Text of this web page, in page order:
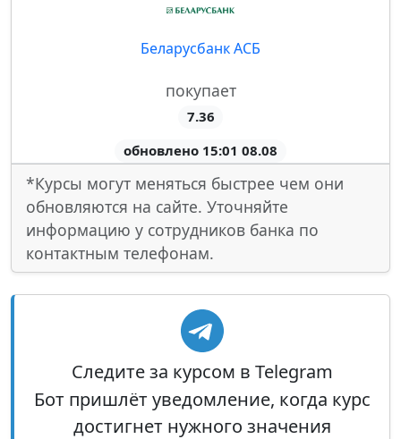
Беларусбанк АСБ
покупает
7.36
обновлено 15:01 08.08
*Курсы могут меняться быстрее чем они
обновляются на сайте. Уточняйте
информацию у сотрудников банка по
контактным телефонам.
Следите за курсом в Telegram
Бот пришлёт уведомление, когда курс
достигнет нужного значения